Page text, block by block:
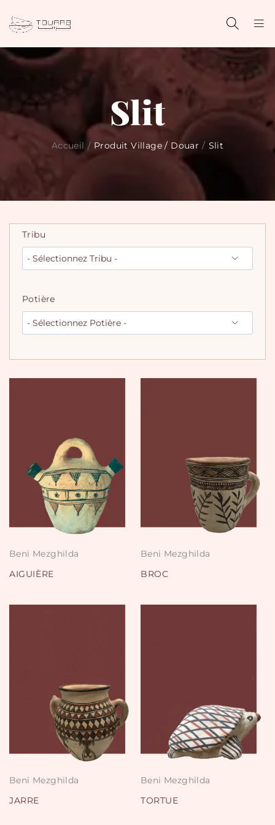
Slit
Accueil / Produit Village / Douar / Slit
Tribu
Potière
Beni Mezghilda
AIGUIÈRE
Beni Mezghilda
BROC
Beni Mezghilda
JARRE
Beni Mezghilda
TORTUE